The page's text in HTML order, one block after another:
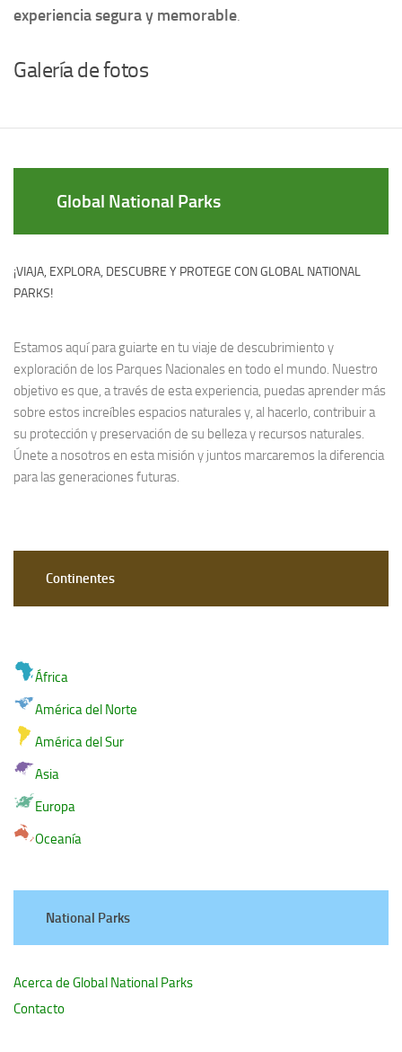
experiencia segura y memorable.
Galería de fotos
Global National Parks
¡VIAJA, EXPLORA, DESCUBRE Y PROTEGE CON GLOBAL NATIONAL
PARKS!
Estamos aquí para guiarte en tu viaje de descubrimiento y
exploración de los Parques Nacionales en todo el mundo. Nuestro
objetivo es que, a través de esta experiencia, puedas aprender más
sobre estos increíbles espacios naturales y, al hacerlo, contribuir a
su protección y preservación de su belleza y recursos naturales.
Únete a nosotros en esta misión y juntos marcaremos la diferencia
para las generaciones futuras.
Continentes
África
América del Norte
América del Sur
Asia
Europa
Oceanía
National Parks
Acerca de Global National Parks
Contacto